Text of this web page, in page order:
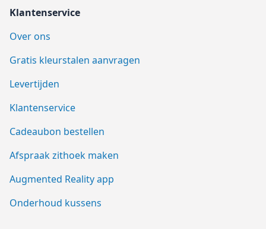
Klantenservice
Over ons
Gratis kleurstalen aanvragen
Levertijden
Klantenservice
Cadeaubon bestellen
Afspraak zithoek maken
Augmented Reality app
Onderhoud kussens